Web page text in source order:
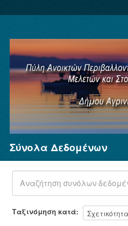
Σύνολα Δεδομένων
Φορείς
Ομάδες
Σχετικά
Σύνολα Δεδομένων
Ταξινόμηση κατά